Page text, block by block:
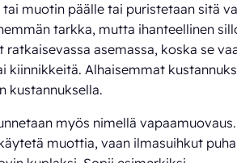
tai muotin päälle tai puristetaan sitä
tarkka, mutta ihanteellinen
ratkaisevassa asemassa, koska se
kiinnikkeitä. Alhaisemmat
kustannuksella.
myös nimellä vapaamuovaus.
muottia, vaan ilmasuihkut